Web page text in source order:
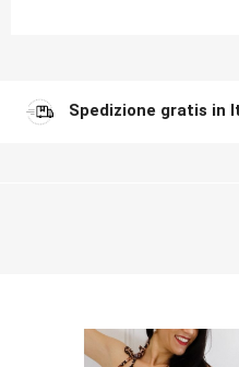
Spedizione gratis in